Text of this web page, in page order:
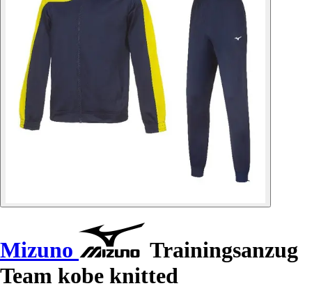
Mizuno
Trainingsanzug
Team kobe knitted